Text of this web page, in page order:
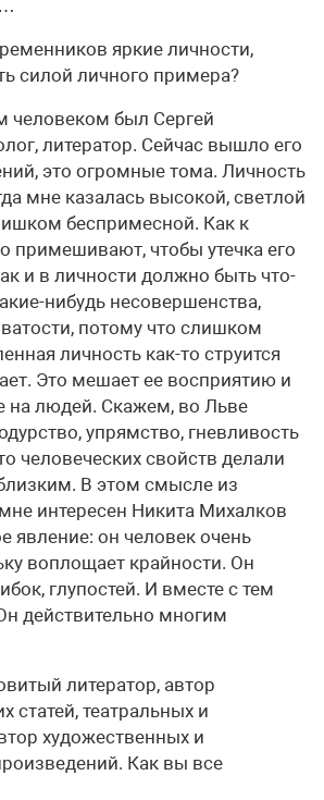
яркие личности,
силой личного примера?
человеком был Сергей
литератор. Сейчас вышло его
это огромные тома. Личность
мне казалась высокой, светлой
беспримесной. Как к
примешивают, чтобы утечка его
и в личности должно быть что-
нибудь несовершенства,
потому что слишком
личность как-то струится
Это мешает ее восприятию и
на людей. Скажем, во Льве
упрямство, гневливость
человеческих свойств делали
В этом смысле из
интересен Никита Михалков
явление: он человек очень
воплощает крайности. Он
глупостей. И вместе с тем
действительно многим
литератор, автор
статей, театральных и
художественных и
Как вы все